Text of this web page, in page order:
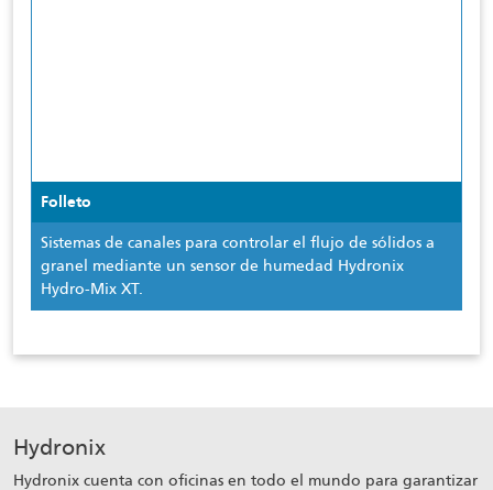
Folleto
Sistemas de canales para controlar el flujo de sólidos a
granel mediante un sensor de humedad Hydronix
Hydro-Mix XT.
Hydronix
Hydronix cuenta con oficinas en todo el mundo para garantizar